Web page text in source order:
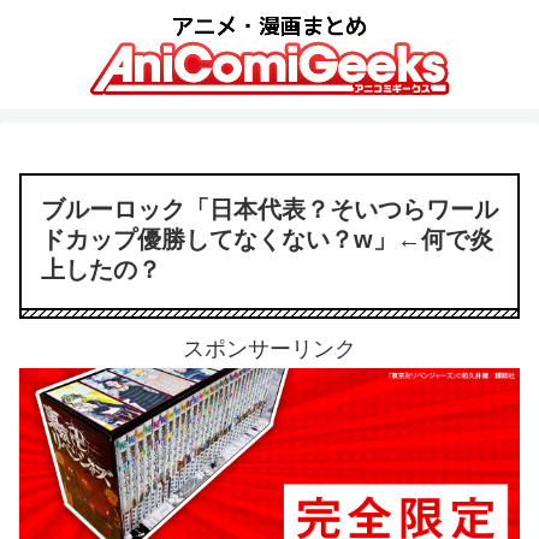
ブルーロック「日本代表？そいつらワール
ドカップ優勝してなくない？w」←何で炎
上したの？
スポンサーリンク